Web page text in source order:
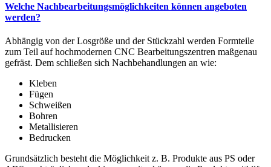
Welche Nachbearbeitungsmöglichkeiten können angeboten
werden?
Abhängig von der Losgröße und der Stückzahl werden Formteile
zum Teil auf hochmodernen CNC Bearbeitungs­zentren maßgenau
gefräst. Dem schließen sich Nach­behandlungen an wie:
Kleben
Fügen
Schweißen
Bohren
Metallisieren
Bedrucken
Grundsätzlich besteht die Möglichkeit z. B. Produkte aus PS oder